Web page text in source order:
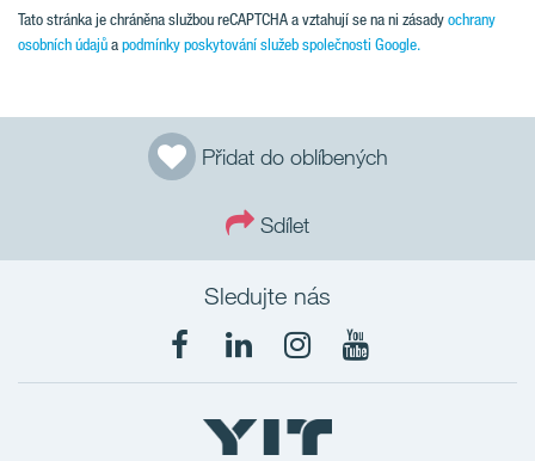
Přidat do oblíbených
Sdílet
Tato stránka je chráněna službou reCAPTCHA a vztahují se na ni zásadyochrany
osobních údajůapodmínky poskytování služeb společnosti Google.
Sledujte nás